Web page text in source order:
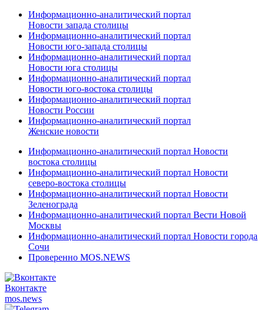
Информационно-аналитический портал
Новости запада столицы
Информационно-аналитический портал
Новости юго-запада столицы
Информационно-аналитический портал
Новости юга столицы
Информационно-аналитический портал
Новости юго-востока столицы
Информационно-аналитический портал
Новости России
Информационно-аналитический портал
Женские новости
Информационно-аналитический портал Новости
востока столицы
Информационно-аналитический портал Новости
северо-востока столицы
Информационно-аналитический портал Новости
Зеленограда
Информационно-аналитический портал Вести Новой
Москвы
Информационно-аналитический портал Новости города
Сочи
Проверенно MOS.NEWS
Вконтакте
mos.news